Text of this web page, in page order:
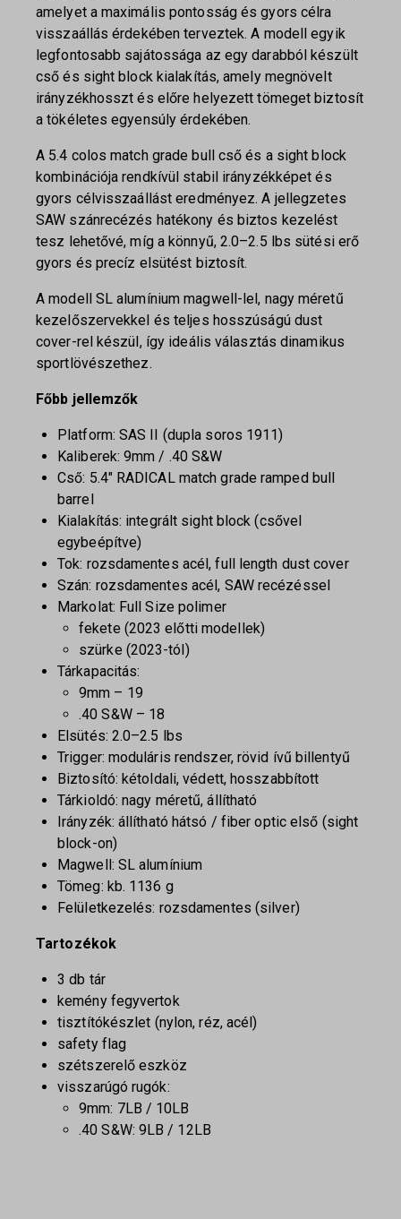
amelyet a maximális pontosság és gyors célra
visszaállás érdekében terveztek. A modell egyik
legfontosabb sajátossága az egy darabból készült
cső és sight block kialakítás, amely megnövelt
irányzékhosszt és előre helyezett tömeget biztosít
a tökéletes egyensúly érdekében.
A 5.4 colos match grade bull cső és a sight block
kombinációja rendkívül stabil irányzékképet és
gyors célvisszaállást eredményez. A jellegzetes
SAW szánrecézés hatékony és biztos kezelést
tesz lehetővé, míg a könnyű, 2.0–2.5 lbs sütési erő
gyors és precíz elsütést biztosít.
A modell SL alumínium magwell-lel, nagy méretű
kezelőszervekkel és teljes hosszúságú dust
cover-rel készül, így ideális választás dinamikus
sportlövészethez.
Főbb jellemzők
Platform: SAS II (dupla soros 1911)
Kaliberek: 9mm / .40 S&W
Cső: 5.4″ RADICAL match grade ramped bull
barrel
Kialakítás: integrált sight block (csővel
egybeépítve)
Tok: rozsdamentes acél, full length dust cover
Szán: rozsdamentes acél, SAW recézéssel
Markolat: Full Size polimer
fekete (2023 előtti modellek)
szürke (2023-tól)
Tárkapacitás:
9mm – 19
.40 S&W – 18
Elsütés: 2.0–2.5 lbs
Trigger: moduláris rendszer, rövid ívű billentyű
Biztosító: kétoldali, védett, hosszabbított
Tárkioldó: nagy méretű, állítható
Irányzék: állítható hátsó / fiber optic első (sight
block-on)
Magwell: SL alumínium
Tömeg: kb. 1136 g
Felületkezelés: rozsdamentes (silver)
Tartozékok
3 db tár
kemény fegyvertok
tisztítókészlet (nylon, réz, acél)
safety flag
szétszerelő eszköz
visszarúgó rugók:
9mm: 7LB / 10LB
.40 S&W: 9LB / 12LB